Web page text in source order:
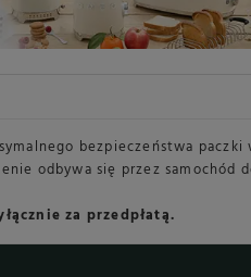
bezpieczeństwa
odbywa się przez samochód
za przedpłatą.